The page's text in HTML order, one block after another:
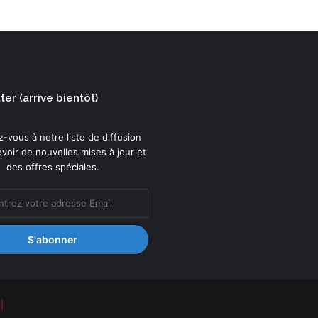
(arrive bientôt)
vous à notre liste de diffusion
de nouvelles mises à jour et
des offres spéciales.